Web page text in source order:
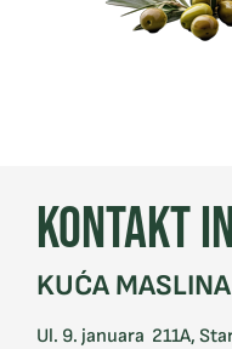
KONTAKT
KUĆA
Ul. 9. januara 211A,